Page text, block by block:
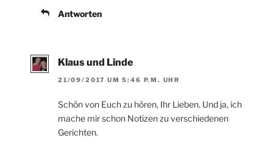
Antworten
Klaus und Linde
21/09/2017 UM 5:46 P.M. UHR
Schön von Euch zu hören, Ihr Lieben. Und ja, ich
mache mir schon Notizen zu verschiedenen
Gerichten.